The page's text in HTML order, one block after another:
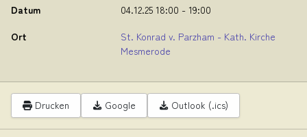
Datum
04.12.25 18:00 - 19:00
Ort
St. Konrad v. Parzham - Kath. Kirche
Mesmerode
Drucken Google Outlook (.ics)